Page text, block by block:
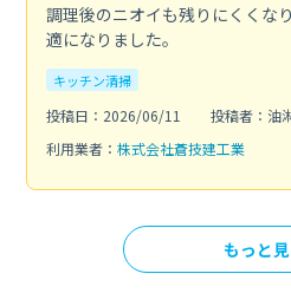
調理後のニオイも残りにくくな
適になりました。
キッチン清掃
投稿日：2026/06/11
投稿者：油
利用業者： 株式会社蒼技建工業
もっと